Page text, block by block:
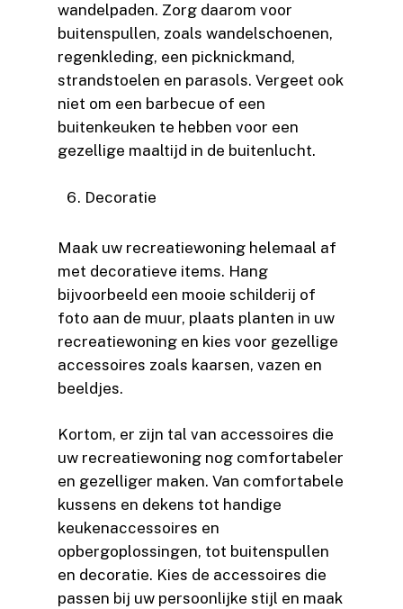
wandelpaden. Zorg daarom voor
buitenspullen, zoals wandelschoenen,
regenkleding, een picknickmand,
strandstoelen en parasols. Vergeet ook
niet om een barbecue of een
buitenkeuken te hebben voor een
gezellige maaltijd in de buitenlucht.
Decoratie
Maak uw recreatiewoning helemaal af
met decoratieve items. Hang
bijvoorbeeld een mooie schilderij of
foto aan de muur, plaats planten in uw
recreatiewoning en kies voor gezellige
accessoires zoals kaarsen, vazen en
beeldjes.
Kortom, er zijn tal van accessoires die
uw recreatiewoning nog comfortabeler
en gezelliger maken. Van comfortabele
kussens en dekens tot handige
keukenaccessoires en
opbergoplossingen, tot buitenspullen
en decoratie. Kies de accessoires die
passen bij uw persoonlijke stijl en maak